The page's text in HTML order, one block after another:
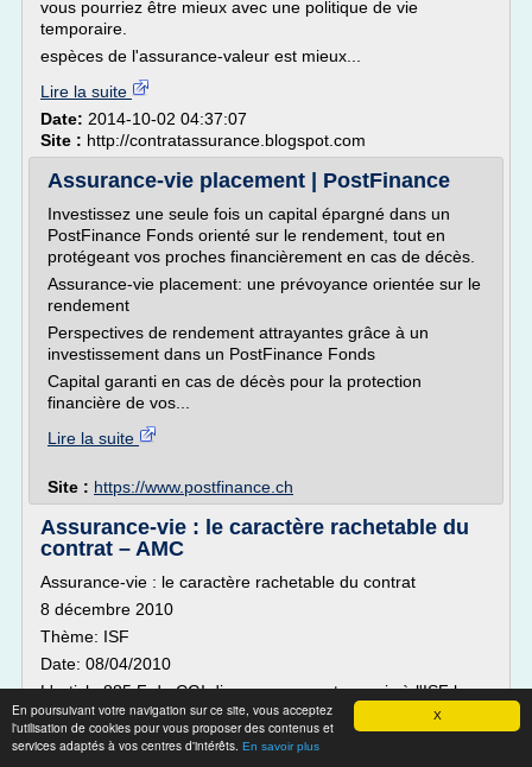
X
En poursuivant votre navigation sur ce site, vous acceptez
l'utilisation de cookies pour vous proposer des contenus et
services adaptés à vos centres d'intérêts. En savoir plus
vous pourriez être mieux avec une politique de vie
temporaire.
espèces de l'assurance-valeur est mieux...
Lire la suite
Date: 2014-10-02 04:37:07
Site : http://contratassurance.blogspot.com
Assurance-vie placement | PostFinance
Investissez une seule fois un capital épargné dans un
PostFinance Fonds orienté sur le rendement, tout en
protégeant vos proches financièrement en cas de décès.
Assurance-vie placement: une prévoyance orientée sur le
rendement
Perspectives de rendement attrayantes grâce à un
investissement dans un PostFinance Fonds
Capital garanti en cas de décès pour la protection
financière de vos...
Lire la suite
Site : https://www.postfinance.ch
Assurance-vie : le caractère rachetable du
contrat – AMC
Assurance-vie : le caractère rachetable du contrat
8 décembre 2010
Thème: ISF
Date: 08/04/2010
L'article 885 F du CGI dispose que sont soumis à l'ISF la
valeur de rachat des contrats d'assurance rachetables et
les primes versées après l'âge de soixante-dix ans au titre
des contrats d'assurance non rachetables souscrits à